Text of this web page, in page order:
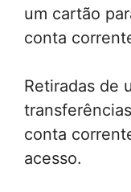
um cartão
conta
Retiradas de
conta
acesso.